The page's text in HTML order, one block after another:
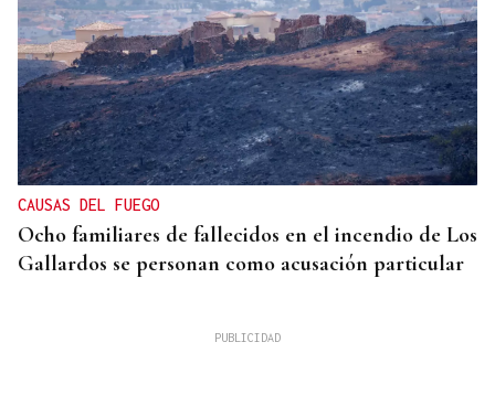
CAUSAS DEL FUEGO
Ocho familiares de fallecidos en el incendio de Los
Gallardos se personan como acusación particular